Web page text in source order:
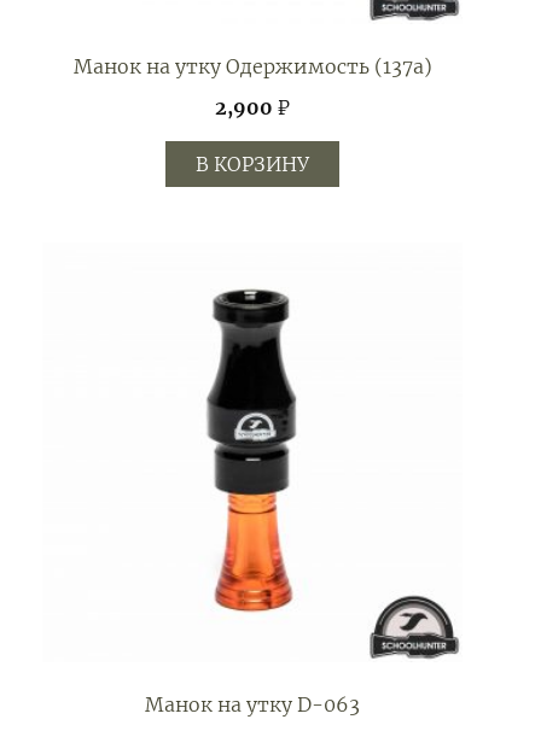
Манок на утку Одержимость (137а)
2,900 ₽
В КОРЗИНУ
Манок на утку D-063